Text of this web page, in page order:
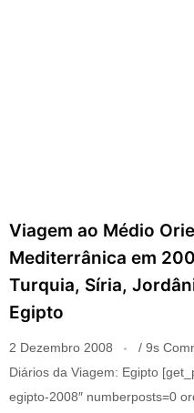
Viagem ao Médio
Mediterrânica em
Turquia, Síria,
Egipto
2 Dezembro 2008
9s
Diários da Viagem: Egipto
egipto-2008″ numberposts=0